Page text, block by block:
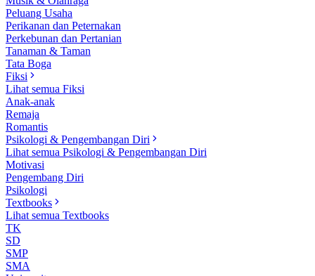
Peluang Usaha
Perikanan dan Peternakan
Perkebunan dan Pertanian
Tanaman & Taman
Tata Boga
Fiksi
Lihat semua Fiksi
Anak-anak
Remaja
Romantis
Psikologi & Pengembangan Diri
Lihat semua Psikologi & Pengembangan Diri
Motivasi
Pengembang Diri
Psikologi
Textbooks
Lihat semua Textbooks
TK
SD
SMP
SMA